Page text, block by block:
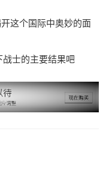
这个国际中奥妙的面
士的主要结果吧